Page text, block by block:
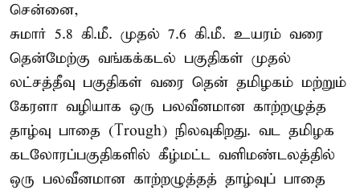
சென்னை,
சுமார் 5.8 கி.மீ. முதல் 7.6 கி.மீ. உயரம் வரை
தென்மேற்கு வங்கக்கடல் பகுதிகள் முதல்
லட்சத்தீவு பகுதிகள் வரை தென் தமிழகம் மற்றும்
கேரளா வழியாக ஒரு பலவீனமான காற்றழுத்த
தாழ்வு பாதை (Trough) நிலவுகிறது. வட தமிழக
கடலோரப்பகுதிகளில் கீழ்மட்ட வளிமண்டலத்தில்
ஒரு பலவீனமான காற்றழுத்தத் தாழ்வுப் பாதை